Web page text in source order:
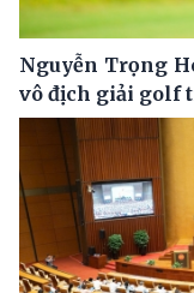
Nguyễn Trọng
vô địch giải golf